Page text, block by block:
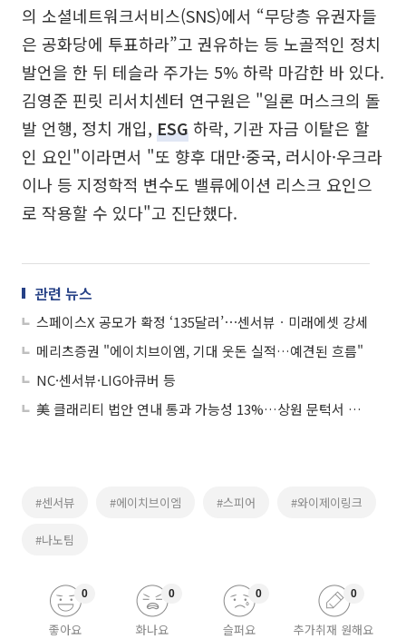
의 소셜네트워크서비스(SNS)에서 “무당층 유권자들
은 공화당에 투표하라”고 권유하는 등 노골적인 정치
발언을 한 뒤 테슬라 주가는 5% 하락 마감한 바 있다.
김영준 핀릿 리서치센터 연구원은 "일론 머스크의 돌
발 언행, 정치 개입, ESG 하락, 기관 자금 이탈은 할
인 요인"이라면서 "또 향후 대만·중국, 러시아·우크라
이나 등 지정학적 변수도 밸류에이션 리스크 요인으
로 작용할 수 있다"고 진단했다.
관련 뉴스
스페이스X 공모가 확정 ‘135달러’⋯센서뷰ㆍ미래에셋 강세
메리츠증권 "에이치브이엠, 기대 웃돈 실적…예견된 흐름"
NC·센서뷰·LIG아큐버 등
美 클래리티 법안 연내 통과 가능성 13%…상원 문턱서 제동
#센서뷰 #에이치브이엠 #스피어 #와이제이링크
#나노팀
좋아요
0
화나요
0
슬퍼요
0
추가취재 원해요
0